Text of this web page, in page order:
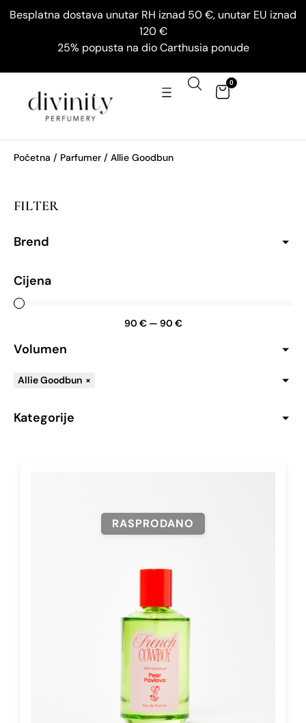
Besplatna dostava unutar RH iznad 50 €, unutar EU iznad
120 €
25% popusta na dio Carthusia ponude
0
Početna / Parfumer / Allie Goodbun
FILTER
Brend
Cijena
90 €— 90 €
Volumen
Allie Goodbun ×
Kategorije
RASPRODANO